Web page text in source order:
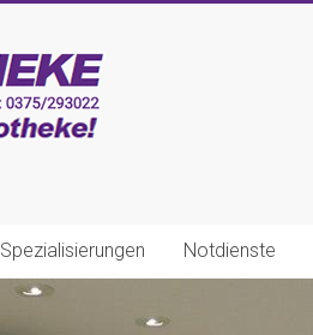
Spezialisierungen Notdienste